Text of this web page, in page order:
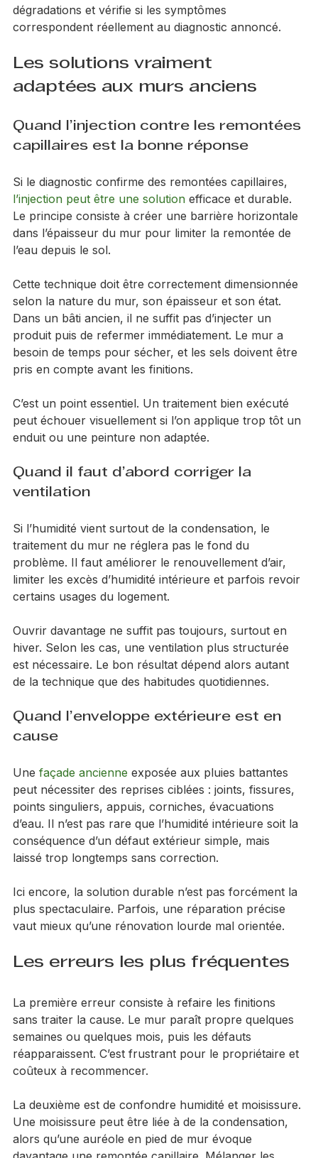
indices, contrôle les matériaux, repère la hauteur des
dégradations et vérifie si les symptômes
Les solutions vraiment
Quand l’injection contre les remontées
Si le diagnostic confirme des remontées capillaires,
l’injection peut être une solution efficace et durable.
Le principe consiste à créer une barrière horizontale
dans l’épaisseur du mur pour limiter la remontée de
Cette technique doit être correctement dimensionnée
selon la nature du mur, son épaisseur et son état.
Dans un bâti ancien, il ne suffit pas d’injecter un
produit puis de refermer immédiatement. Le mur a
besoin de temps pour sécher, et les sels doivent être
C’est un point essentiel. Un traitement bien exécuté
peut échouer visuellement si l’on applique trop tôt un
Quand il faut d’abord corriger la
Si l’humidité vient surtout de la condensation, le
traitement du mur ne réglera pas le fond du
problème. Il faut améliorer le renouvellement d’air,
limiter les excès d’humidité intérieure et parfois revoir
Ouvrir davantage ne suffit pas toujours, surtout en
hiver. Selon les cas, une ventilation plus structurée
est nécessaire. Le bon résultat dépend alors autant
Quand l’enveloppe extérieure est en
Une façade ancienne exposée aux pluies battantes
peut nécessiter des reprises ciblées : joints, fissures,
points singuliers, appuis, corniches, évacuations
d’eau. Il n’est pas rare que l’humidité intérieure soit la
conséquence d’un défaut extérieur simple, mais
Ici encore, la solution durable n’est pas forcément la
plus spectaculaire. Parfois, une réparation précise
La première erreur consiste à refaire les finitions
sans traiter la cause. Le mur paraît propre quelques
semaines ou quelques mois, puis les défauts
réapparaissent. C’est frustrant pour le propriétaire et
La deuxième est de confondre humidité et moisissure.
Une moisissure peut être liée à de la condensation,